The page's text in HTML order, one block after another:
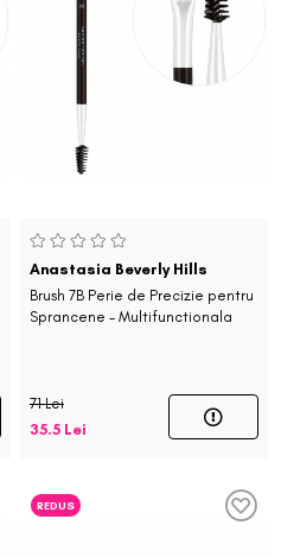
Anastasia Beverly Hills
Brush 7B Perie de Precizie pentru
Sprancene - Multifunctionala
71 Lei
35.5 Lei
REDUS